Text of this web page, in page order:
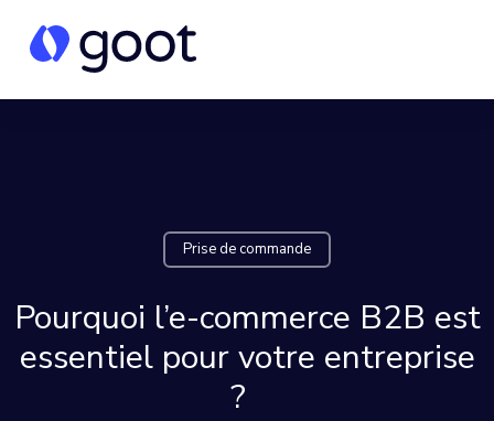
Prise de commande
Pourquoi l’e-commerce B2B est
essentiel pour votre entreprise
?